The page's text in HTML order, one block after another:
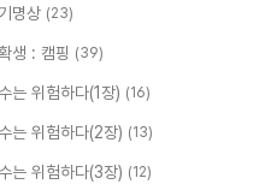
명상 (23)
생 : 캠핑 (39)
는 위험하다(1장) (16)
는 위험하다(2장) (13)
는 위험하다(3장) (12)